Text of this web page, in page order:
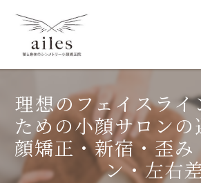
理想のフェイスライ
ための小顔サロン
顔矯正・新宿・歪み
ン・左右